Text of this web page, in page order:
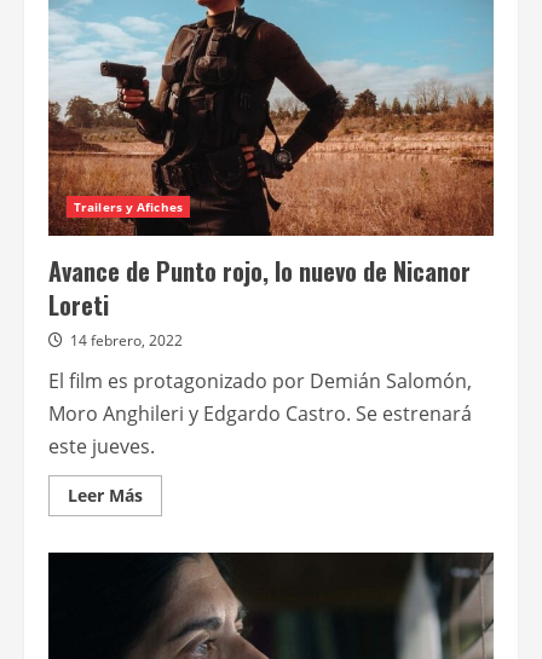
Trailers y Afiches
Avance de Punto rojo, lo nuevo de Nicanor
Loreti
14 febrero, 2022
El film es protagonizado por Demián Salomón,
Moro Anghileri y Edgardo Castro. Se estrenará
este jueves.
Leer MásLeer
más
Avance
Punto
rojo,
lo
nuevo